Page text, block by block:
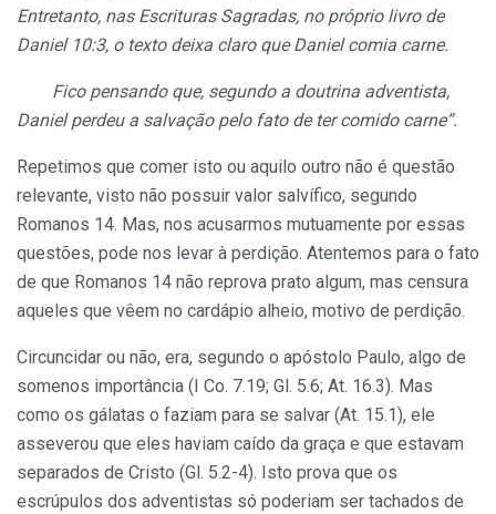
Entretanto, nas Escrituras Sagradas, no próprio livro de
Daniel 10:3, o texto deixa claro que Daniel comia carne.
Fico pensando que, segundo a doutrina adventista,
Daniel perdeu a salvação pelo fato de ter comido carne”.
Repetimos que comer isto ou aquilo outro não é questão
relevante, visto não possuir valor salvífico, segundo
Romanos 14. Mas, nos acusarmos mutuamente por essas
questões, pode nos levar à perdição. Atentemos para o fato
de que Romanos 14 não reprova prato algum, mas censura
aqueles que vêem no cardápio alheio, motivo de perdição.
Circuncidar ou não, era, segundo o apóstolo Paulo, algo de
somenos importância (I Co. 7.19; Gl. 5.6; At. 16.3). Mas
como os gálatas o faziam para se salvar (At. 15.1), ele
asseverou que eles haviam caído da graça e que estavam
separados de Cristo (Gl. 5.2-4). Isto prova que os
escrúpulos dos adventistas só poderiam ser tachados de